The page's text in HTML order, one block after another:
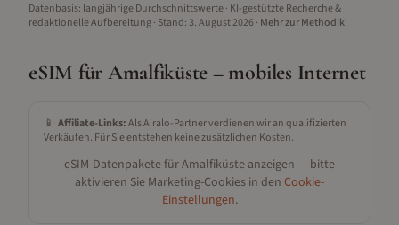
Datenbasis: langjährige Durchschnittswerte · KI-gestützte Recherche &
redaktionelle Aufbereitung· Stand: 3. August 2026· Mehr zur Methodik
eSIM für Amalfiküste – mobiles Internet
📱 Affiliate-Links:Als Airalo-Partner verdienen wir an qualifizierten
Verkäufen. Für Sie entstehen keine zusätzlichen Kosten.
eSIM-Datenpakete fürAmalfiküste anzeigen — bitte
aktivieren Sie Marketing-Cookies in den Cookie-
Einstellungen.